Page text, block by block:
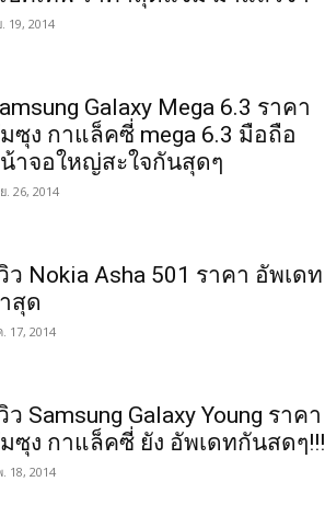
19, 2014
Galaxy Mega 6.3 ราคา
ซุง กาแล็คซี่ mega 6.3 มือถือ
าจอใหญ่สะใจกันสุดๆ
. 26, 2014
ว Nokia Asha 501 ราคา อัพเดท
สุด
17, 2014
ว Samsung Galaxy Young ราคา
ซุง กาแล็คซี่ ยัง อัพเดทกันสดๆ!!!
18, 2014